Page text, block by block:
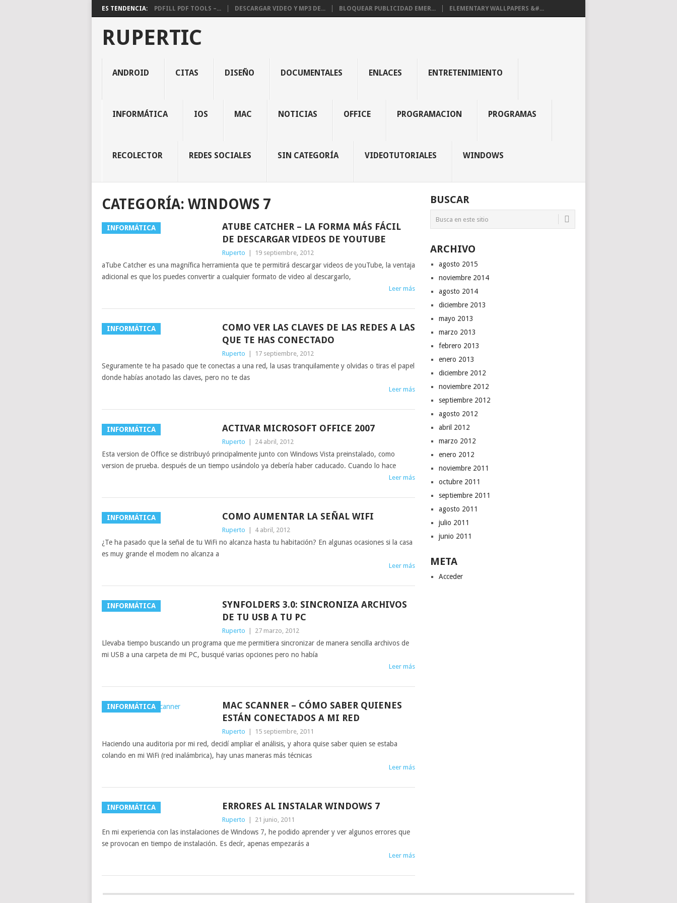
ES TENDENCIA: PDFILL PDF TOOLS –... DESCARGAR VIDEO Y MP3 DE... BLOQUEAR PUBLICIDAD EMER... ELEMENTARY WALLPAPERS &#...
RUPERTIC
ANDROID CITAS DISEÑO DOCUMENTALES ENLACES ENTRETENIMIENTO
INFORMÁTICA IOS MAC NOTICIAS OFFICE PROGRAMACION PROGRAMAS
RECOLECTOR REDES SOCIALES SIN CATEGORÍA VIDEOTUTORIALES WINDOWS
CATEGORÍA: WINDOWS 7
INFORMÁTICA
ATUBE CATCHER – LA FORMA MÁS FÁCIL
DE DESCARGAR VIDEOS DE YOUTUBE
Ruperto 19 septiembre, 2012
aTube Catcher es una magnífica herramienta que te permitirá descargar videos de youTube, la ventaja
adicional es que los puedes convertir a cualquier formato de video al descargarlo,
Leer más
INFORMÁTICA
COMO VER LAS CLAVES DE LAS REDES A LAS
QUE TE HAS CONECTADO
Ruperto 17 septiembre, 2012
Seguramente te ha pasado que te conectas a una red, la usas tranquilamente y olvidas o tiras el papel
donde habías anotado las claves, pero no te das
Leer más
INFORMÁTICA ACTIVAR MICROSOFT OFFICE 2007
Ruperto 24 abril, 2012
Esta version de Office se distribuyó principalmente junto con Windows Vista preinstalado, como
version de prueba. después de un tiempo usándolo ya debería haber caducado. Cuando lo hace
Leer más
INFORMÁTICA COMO AUMENTAR LA SEÑAL WIFI
Ruperto 4 abril, 2012
¿Te ha pasado que la señal de tu WiFi no alcanza hasta tu habitación? En algunas ocasiones si la casa
es muy grande el modem no alcanza a
Leer más
INFORMÁTICA
SYNFOLDERS 3.0: SINCRONIZA ARCHIVOS
DE TU USB A TU PC
Ruperto 27 marzo, 2012
Llevaba tiempo buscando un programa que me permitiera sincronizar de manera sencilla archivos de
mi USB a una carpeta de mi PC, busqué varias opciones pero no había
Leer más
INFORMÁTICA
MAC SCANNER – CÓMO SABER QUIENES
ESTÁN CONECTADOS A MI RED
Ruperto 15 septiembre, 2011
Haciendo una auditoria por mi red, decidí ampliar el análisis, y ahora quise saber quien se estaba
colando en mi WiFi (red inalámbrica), hay unas maneras más técnicas
Leer más
INFORMÁTICA ERRORES AL INSTALAR WINDOWS 7
Ruperto 21 junio, 2011
En mi experiencia con las instalaciones de Windows 7, he podido aprender y ver algunos errores que
se provocan en tiempo de instalación. Es decír, apenas empezarás a
Leer más
BUSCAR
ARCHIVO
agosto 2015
noviembre 2014
agosto 2014
diciembre 2013
mayo 2013
marzo 2013
febrero 2013
enero 2013
diciembre 2012
noviembre 2012
septiembre 2012
agosto 2012
abril 2012
marzo 2012
enero 2012
noviembre 2011
octubre 2011
septiembre 2011
agosto 2011
julio 2011
junio 2011
META
Acceder